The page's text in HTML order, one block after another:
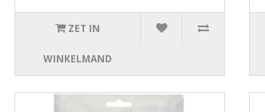
ZET IN
WINKELMAND